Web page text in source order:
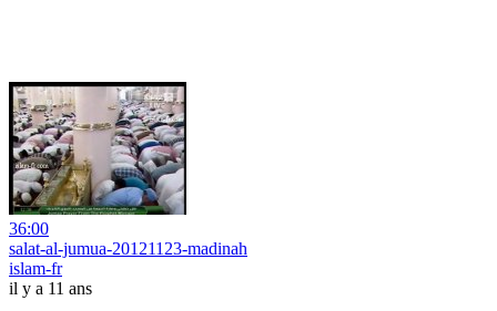
36:00
salat-al-jumua-20121123-madinah
islam-fr
il y a 11 ans